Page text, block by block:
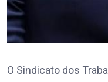
O Sindicato dos